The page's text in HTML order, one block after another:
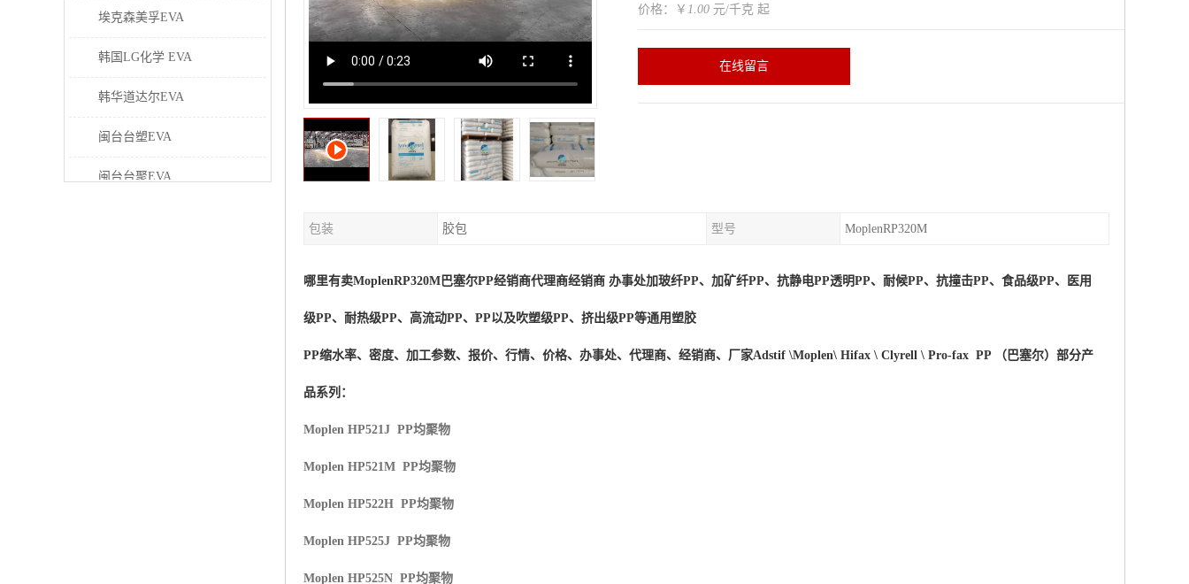
埃克森美孚EVA
韩国LG化学 EVA
韩华道达尔EVA
闽台台塑EVA
闽台台聚EVA
价格：￥ 1.00 元/千克 起
在线留言
包装 胶包 型号 MoplenRP320M
哪里有卖MoplenRP320M 巴塞尔PP经销商代理商经销商 办事处加玻纤PP、加矿纤PP、抗静电PP透明PP、耐候PP、抗撞击PP、食品级PP、医用
级PP、耐热级PP、高流动PP、PP以及吹塑级PP、挤出级PP等通用塑胶
PP缩水率、密度、加工参数、报价、行情、价格、办事处、代理商、经销商、厂家Adstif \Moplen\ Hifax \ Clyrell \ Pro-fax PP （巴塞尔）部分产
品系列：
Moplen HP521J PP均聚物
Moplen HP521M PP均聚物
Moplen HP522H PP均聚物
Moplen HP525J PP均聚物
Moplen HP525N PP均聚物